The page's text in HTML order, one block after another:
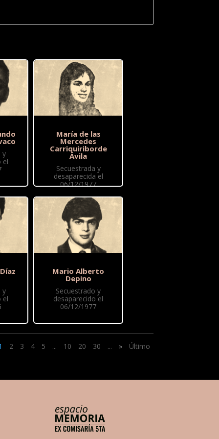
y
el
y
el
María de las
Mercedes
Carriquiriborde
Ávila
Secuestrada y
desaparecida el
06/12/1977
Mario Alberto
Depino
Secuestrado y
desaparecido el
06/12/1977
2 3 4 5 ... 10 20 30 ... » Último